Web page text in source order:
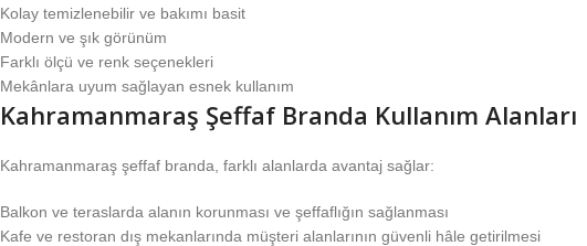
Kolay temizlenebilir ve bakımı basit
Modern ve şık görünüm
Farklı ölçü ve renk seçenekleri
Mekânlara uyum sağlayan esnek kullanım
Kahramanmaraş Şeffaf Branda Kullanım Alanları
Kahramanmaraş şeffaf branda, farklı alanlarda avantaj sağlar:
Balkon ve teraslarda alanın korunması ve şeffaflığın sağlanması
Kafe ve restoran dış mekanlarında müşteri alanlarının güvenli hâle getirilmesi